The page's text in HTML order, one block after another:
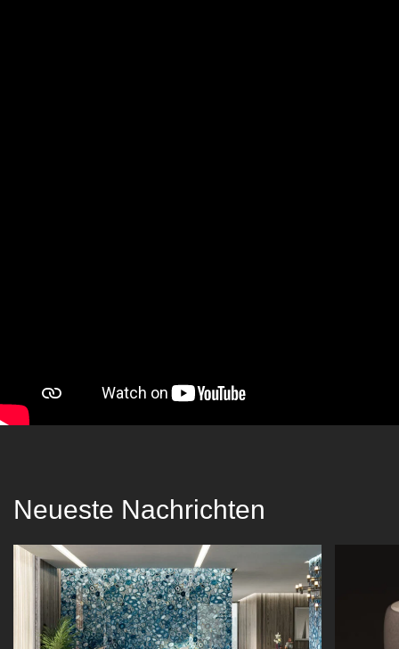
Neueste Nachrichten